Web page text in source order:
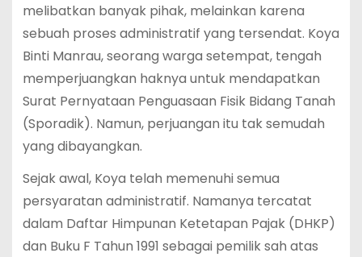
melibatkan banyak pihak, melainkan karena
sebuah proses administratif yang tersendat. Koya
Binti Manrau, seorang warga setempat, tengah
memperjuangkan haknya untuk mendapatkan
Surat Pernyataan Penguasaan Fisik Bidang Tanah
(Sporadik). Namun, perjuangan itu tak semudah
yang dibayangkan.
Sejak awal, Koya telah memenuhi semua
persyaratan administratif. Namanya tercatat
dalam Daftar Himpunan Ketetapan Pajak (DHKP)
dan Buku F Tahun 1991 sebagai pemilik sah atas